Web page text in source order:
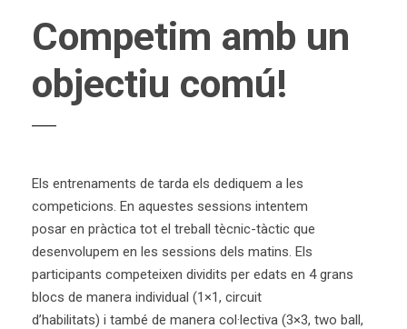
Competim amb un
objectiu comú!
Els entrenaments de tarda els dediquem a les
competicions. En aquestes sessions intentem
posar en pràctica tot el treball tècnic-tàctic que
desenvolupem en les sessions dels matins. Els
participants competeixen dividits per edats en 4 grans
blocs de manera individual (1×1, circuit
d’habilitats) i també de manera col·lectiva (3×3, two ball,